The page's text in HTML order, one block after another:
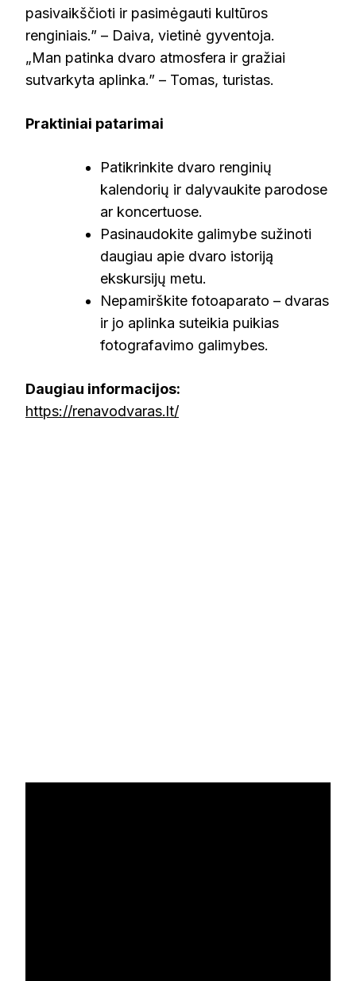
pasivaikščioti ir pasimėgauti kultūros
renginiais.” – Daiva, vietinė gyventoja.
„Man patinka dvaro atmosfera ir gražiai
sutvarkyta aplinka.” – Tomas, turistas.
Praktiniai patarimai
Patikrinkite dvaro renginių
kalendorių ir dalyvaukite parodose
ar koncertuose.
Pasinaudokite galimybe sužinoti
daugiau apie dvaro istoriją
ekskursijų metu.
Nepamirškite fotoaparato – dvaras
ir jo aplinka suteikia puikias
fotografavimo galimybes.
Daugiau informacijos:
https://renavodvaras.lt/